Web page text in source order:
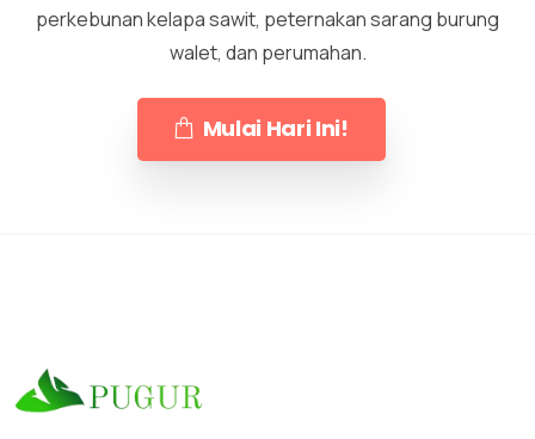
perkebunan kelapa sawit, peternakan sarang burung
walet, dan perumahan.
Mulai Hari Ini!